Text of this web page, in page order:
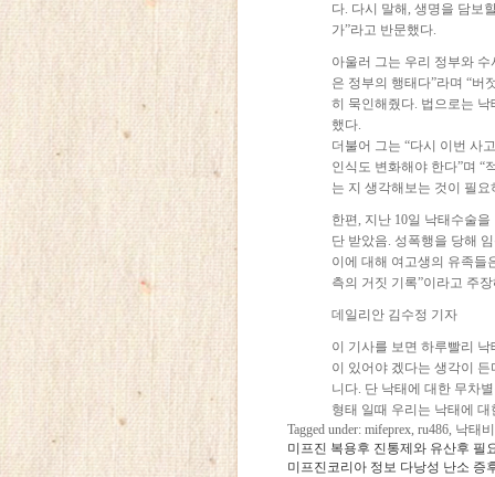
다. 다시 말해, 생명을 담보
가”라고 반문했다.
아울러 그는 우리 정부와
은 정부의 행태다”라며 “버
히 묵인해줬다. 법으로는
했다.
더불어 그는 “다시 이번 사
인식도 변화해야 한다”며 “
는 지 생각해보는 것이 필요
한편, 지난 10일 낙태수술
단 받았음. 성폭행을 당해
이에 대해 여고생의 유족들
측의 거짓 기록”이라고 주
데일리안 김수정 기자
이 기사를 보면 하루빨리
이 있어야 겠다는 생각이
니다. 단 낙태에 대한 무차
형태 일때 우리는 낙태에
Tagged under: mifeprex, ru486, 낙
미프진 복용후 진통제와 유산후 필
미프진코리아 정보 다낭성 난소 증